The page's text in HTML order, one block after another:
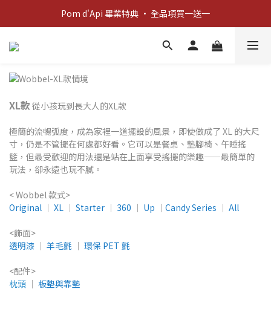
新客歡迎禮：輸入 "welcome10" 享首單九折！
Pom d'Api 畢業特典 · 全品項買一送一
新客歡迎禮：輸入 "welcome10" 享首單九折！
XL款 從小孩玩到長大人的XL款
極簡的流暢弧度，成為家裡一道擺設的風景，即使做成了 XL 的大尺
寸，仍是不管擺在何處都好看。它可以是餐桌、墊腳椅、午睡搖
籃，但最受歡迎的用法還是站在上面享受搖擺的樂趣——最簡單的
玩法，卻永遠也玩不膩。​
< Wobbel 款式>
Original │ ​XL │ Starter │ 360 │ Up │ Candy Series │ All
<飾面>
透明漆 │ 羊毛氈 │ 環保 PET 氈
<配件>
枕頭 │ 板墊與靠墊